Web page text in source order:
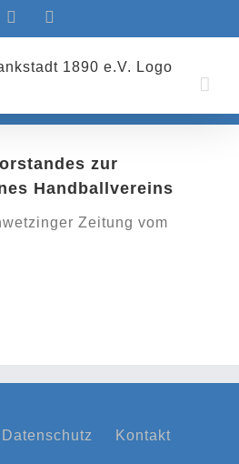
Facebook
zur
Handballvereins
Zeitung vom
Datenschutz Kontakt